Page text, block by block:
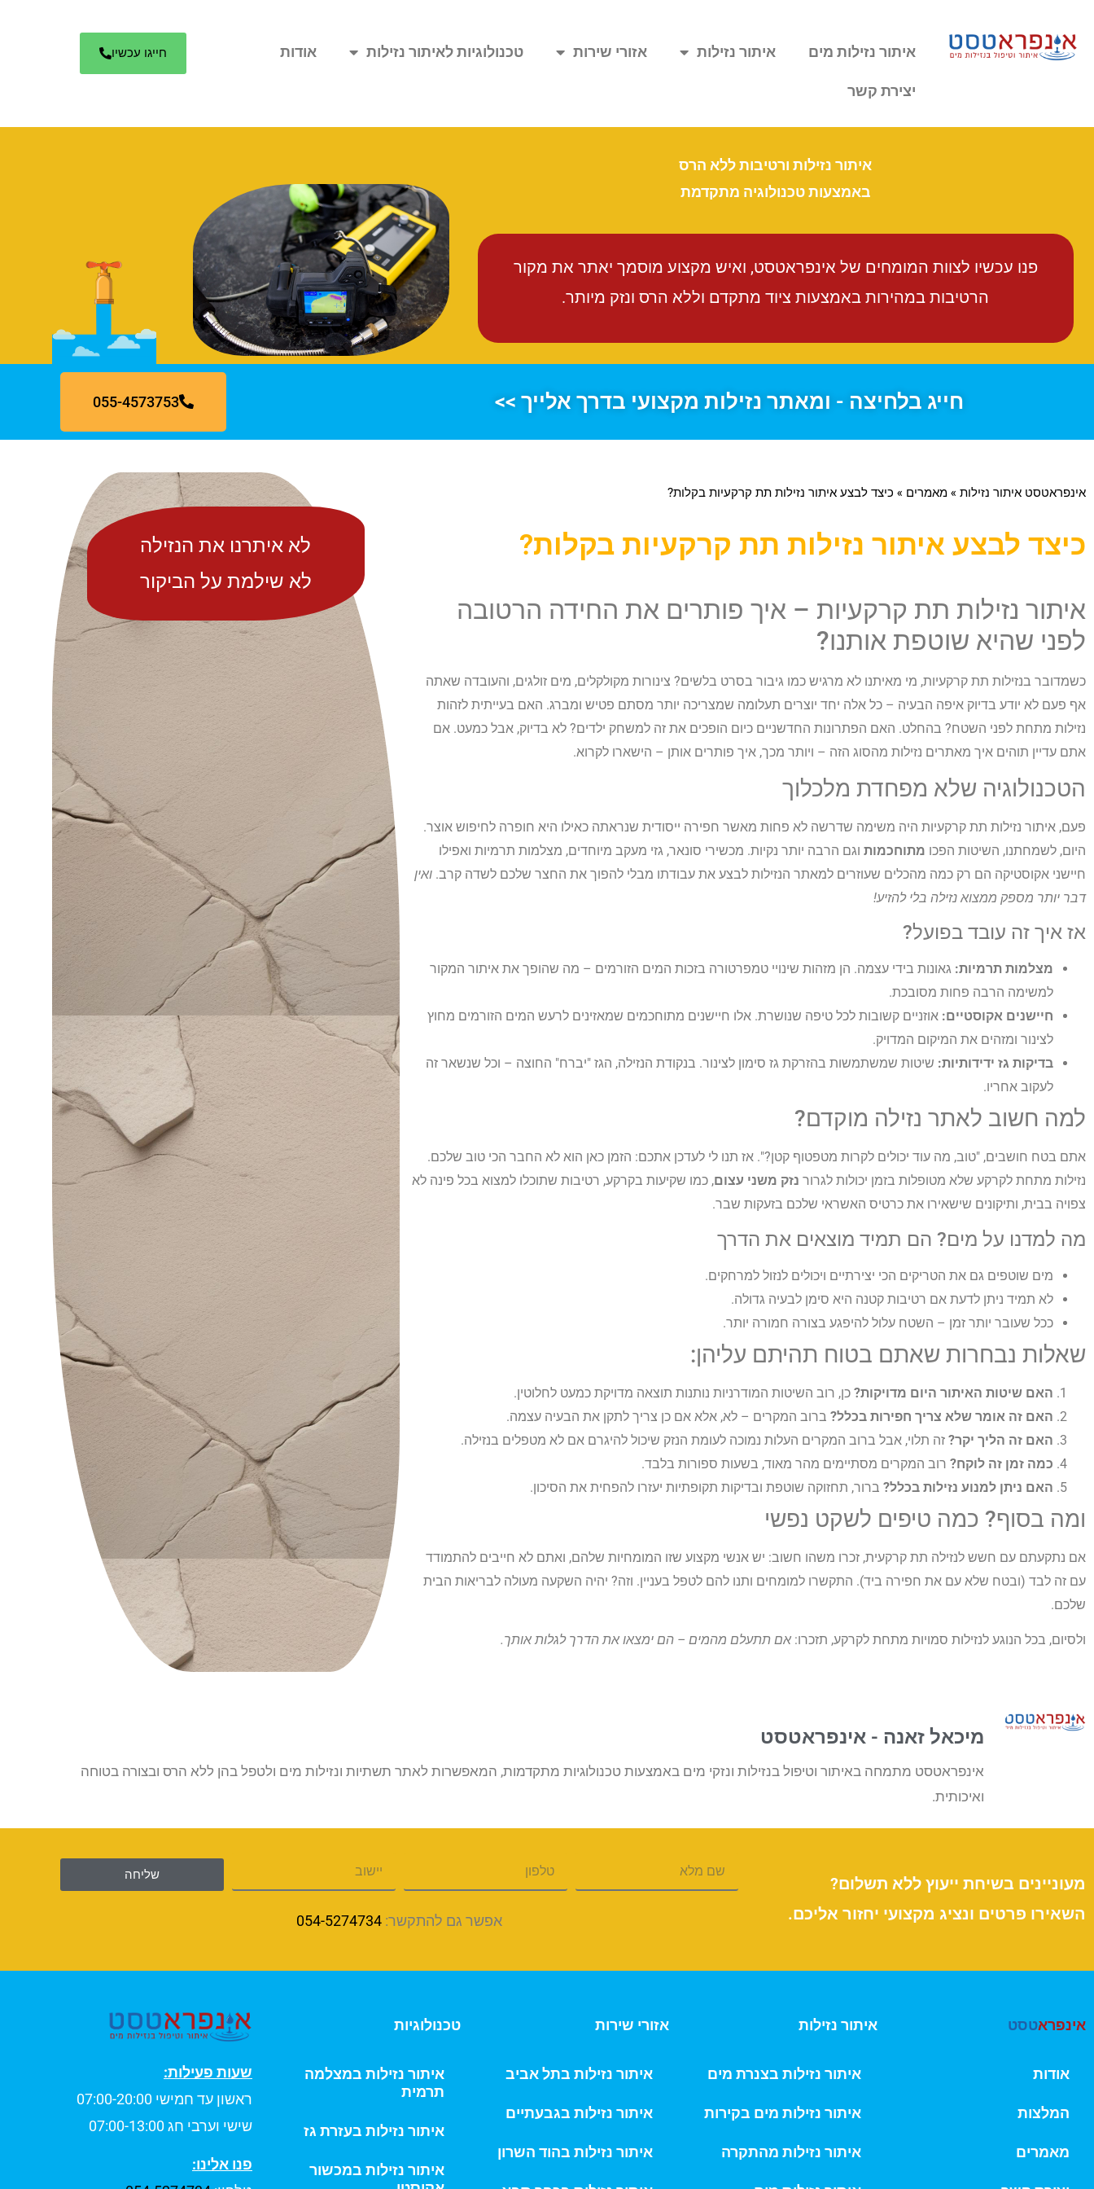
איתור נזילות מים איתור נזילות אזורי שירות טכנולוגיות לאיתור נזילות אודות
יצירת קשר
חייגו עכשיו
איתור נזילות ורטיבות ללא הרס
באמצעות טכנולוגיה מתקדמת
פנו עכשיו לצוות המומחים של אינפראטסט, ואיש מקצוע מוסמך יאתר את מקור
הרטיבות במהירות באמצעות ציוד מתקדם וללא הרס ונזק מיותר.
חייג בלחיצה - ומאתר נזילות מקצועי בדרך אלייך >> 055-4573753
אינפראטסט איתור נזילות » מאמרים » כיצד לבצע איתור נזילות תת קרקעיות בקלות?
כיצד לבצע איתור נזילות תת קרקעיות בקלות?
איתור נזילות תת קרקעיות – איך פותרים את החידה הרטובה
לפני שהיא שוטפת אותנו?
כשמדובר בנזילות תת קרקעיות, מי מאיתנו לא מרגיש כמו גיבור בסרט בלשים? צינורות מקולקלים, מים זולגים, והעובדה שאתה
אף פעם לא יודע בדיוק איפה הבעיה – כל אלה יחד יוצרים תעלומה שמצריכה יותר מסתם פטיש ומברג. האם בעייתית לזהות
נזילות מתחת לפני השטח? בהחלט. האם הפתרונות החדשניים כיום הופכים את זה למשחק ילדים? לא בדיוק, אבל כמעט. אם
אתם עדיין תוהים איך מאתרים נזילות מהסוג הזה – ויותר מכך, איך פותרים אותן – הישארו לקרוא.
הטכנולוגיה שלא מפחדת מלכלוך
פעם, איתור נזילות תת קרקעיות היה משימה שדרשה לא פחות מאשר חפירה ייסודית שנראתה כאילו היא חופרה לחיפוש אוצר.
היום, לשמחתנו, השיטות הפכו מתוחכמות וגם הרבה יותר נקיות. מכשירי סונאר, גזי מעקב מיוחדים, מצלמות תרמיות ואפילו
חיישני אקוסטיקה הם רק כמה מהכלים שעוזרים למאתר הנזילות לבצע את עבודתו מבלי להפוך את החצר שלכם לשדה קרב. ואין
דבר יותר מספק ממצוא נזילה בלי להזיע!
אז איך זה עובד בפועל?
מצלמות תרמיות: גאונות בידי עצמה. הן מזהות שינויי טמפרטורה בזכות המים הזורמים – מה שהופך את איתור המקור
למשימה הרבה פחות מסובכת.
חיישנים אקוסטיים: אוזניים קשובות לכל טיפה שנושרת. אלו חיישנים מתוחכמים שמאזינים לרעש המים הזורמים מחוץ
לצינור ומזהים את המיקום המדויק.
בדיקות גז ידידותיות: שיטות שמשתמשות בהזרקת גז סימון לצינור. בנקודת הנזילה, הגז "יברח" החוצה – וכל שנשאר זה
לעקוב אחריו.
למה חשוב לאתר נזילה מוקדם?
אתם בטח חושבים, "טוב, מה עוד יכולים לקרות מטפטוף קטן?". אז תנו לי לעדכן אתכם: הזמן כאן הוא לא החבר הכי טוב שלכם.
נזילות מתחת לקרקע שלא מטופלות בזמן יכולות לגרור נזק משני עצום, כמו שקיעות בקרקע, רטיבות שתוכלו למצוא בכל פינה לא
צפויה בבית, ותיקונים שישאירו את כרטיס האשראי שלכם בזעקות שבר.
מה למדנו על מים? הם תמיד מוצאים את הדרך
מים שוטפים גם את הטריקים הכי יצירתיים ויכולים לנזול למרחקים.
לא תמיד ניתן לדעת אם רטיבות קטנה היא סימן לבעיה גדולה.
ככל שעובר יותר זמן – השטח עלול להיפגע בצורה חמורה יותר.
שאלות נבחרות שאתם בטוח תהיתם עליהן:
האם שיטות האיתור היום מדויקות? כן, רוב השיטות המודרניות נותנות תוצאה מדויקת כמעט לחלוטין.
האם זה אומר שלא צריך חפירות בכלל? ברוב המקרים – לא, אלא אם כן צריך לתקן את הבעיה עצמה.
האם זה הליך יקר? זה תלוי, אבל ברוב המקרים העלות נמוכה לעומת הנזק שיכול להיגרם אם לא מטפלים בנזילה.
כמה זמן זה לוקח? רוב המקרים מסתיימים מהר מאוד, בשעות ספורות בלבד.
האם ניתן למנוע נזילות בכלל? ברור, תחזוקה שוטפת ובדיקות תקופתיות יעזרו להפחית את הסיכון.
ומה בסוף? כמה טיפים לשקט נפשי
אם נתקעתם עם חשש לנזילה תת קרקעית, זכרו משהו חשוב: יש אנשי מקצוע שזו המומחיות שלהם, ואתם לא חייבים להתמודד
עם זה לבד (ובטח שלא עם את חפירה ביד). התקשרו למומחים ותנו להם לטפל בעניין. וזה? יהיה השקעה מעולה לבריאות הבית
שלכם.
ולסיום, בכל הנוגע לנזילות סמויות מתחת לקרקע, תזכרו: אם תתעלם מהמים – הם ימצאו את הדרך לגלות אותך.
לא איתרנו את הנזילה
לא שילמת על הביקור
מיכאל זאנה - אינפראטסט
אינפראטסט מתמחה באיתור וטיפול בנזילות ונזקי מים באמצעות טכנולוגיות מתקדמות, המאפשרות לאתר תשתיות ונזילות מים ולטפל בהן ללא הרס ובצורה בטוחה
ואיכותית.
מעוניינים בשיחת ייעוץ ללא תשלום?
השאירו פרטים ונציג מקצועי יחזור אליכם.
שליחה
אפשר גם להתקשר: 054-5274734
אינפראטסט
אודות
המלצות
מאמרים
איתור נזילות
איתור נזילות בצנרת מים
איתור נזילות מים בקירות
איתור נזילות מהתקרה
אזורי שירות
איתור נזילות בתל אביב
איתור נזילות בגבעתיים
איתור נזילות בהוד השרון
טכנולוגיות
איתור נזילות במצלמה
תרמית
איתור נזילות בעזרת גז
איתור נזילות במכשור
שעות פעילות:
ראשון עד חמישי 07:00-20:00
שישי וערבי חג 07:00-13:00
פנו אלינו: